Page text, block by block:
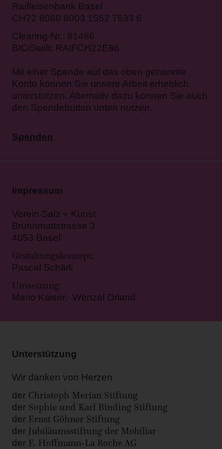
Raiffeisenbank Basel
CH72 8080 8003 1552 7533 6
Clearing-Nr.: 81486
BIC/Swift: RAIFCH22E86
Mit einer Spende auf das oben genannte
Konto können Sie unsere Arbeit erheblich
unterstützen. Alternativ dazu können Sie auch
den Spendebutton unten nutzen.
Spenden
Impressum
Verein Salz + Kunst
Brunnmattstrasse 3
4053 Basel
Gestaltungskonzept:
Pascal Schärli
Umsetzung:
Mario Kaiser, Wenzel Orland
Unterstützung
Wir danken von Herzen
der Christoph Merian Stiftung
der Sophie und Karl Binding Stiftung
der Ernst Göhner Stiftung
der Jubiläumsstiftung der Mobiliar
der F. Hoffmann-La Roche AG